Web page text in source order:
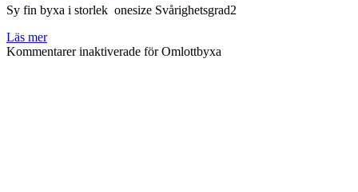
Sy fin byxa i storlek onesize Svårighetsgrad2
Läs mer
Kommentarer inaktiverade för Omlottbyxa